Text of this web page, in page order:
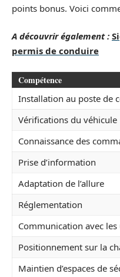
points bonus. Voici
A découvrir également :
permis de conduire
Compétence
Installation au poste de
Vérifications du véhicule
Connaissance des
Prise d’information
Adaptation de l’allure
Réglementation
Communication avec les
Positionnement sur la
Maintien d’espaces de